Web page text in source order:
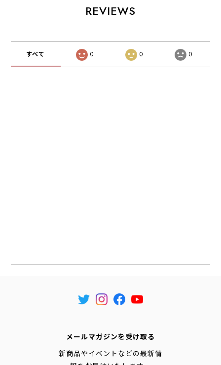
REVIEWS
すべて 0 0 0
メールマガジンを受け取る
新商品やイベントなどの最新情